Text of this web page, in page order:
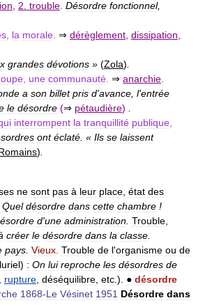
2 trouble Désordre fonctionnel,
la morale ⇒ dérèglement dissipation
grandes dévotions » (Zola)
une communauté ⇒ anarchie
a son billet pris d'avance l'entrée
le désordre (⇒ pétaudière)
interrompent la tranquillité publique
ont éclaté . « Ils se laissent
)
ne sont pas à leur place état des
Quel désordre dans cette chambre !
d'une administration Trouble
créer le désordre dans la classe
pays Vieux Trouble de l'organisme ou de
) : On lui reproche les désordres de
rupture déséquilibre etc .). ● désordre
1868-Le Vésinet 1951 Désordre dans